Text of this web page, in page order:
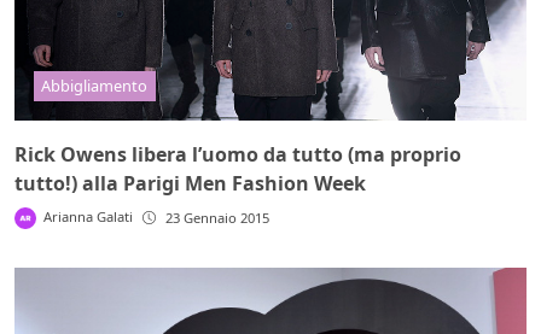
Abbigliamento
Rick Owens libera l’uomo da tutto (ma proprio
tutto!) alla Parigi Men Fashion Week
Arianna Galati 23 Gennaio 2015